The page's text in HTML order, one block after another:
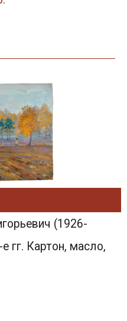
(1926-
гг. Картон, масло,